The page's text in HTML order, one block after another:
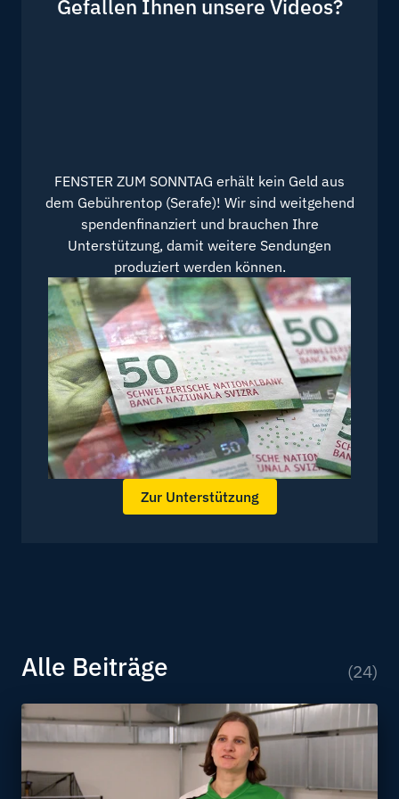
Gefallen Ihnen unsere Videos?
FENSTER ZUM SONNTAG erhält kein Geld aus
dem Gebührentop (Serafe)! Wir sind weitgehend
spendenfinanziert und brauchen Ihre
Unterstützung, damit weitere Sendungen
produziert werden können.
Zur Unterstützung
Alle Beiträge (24)